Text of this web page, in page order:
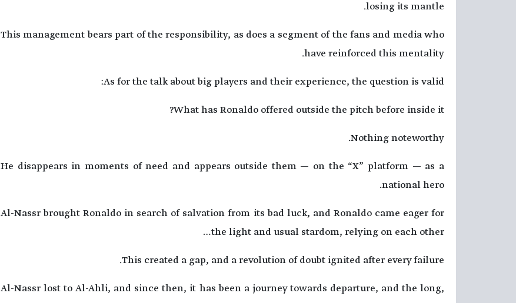
losing its mantle.
This management bears part of the responsibility, as does a segment of the fans and media who
have reinforced this mentality.
As for the talk about big players and their experience, the question is valid:
What has Ronaldo offered outside the pitch before inside it?
Nothing noteworthy.
He disappears in moments of need and appears outside them — on the “X” platform — as a
national hero.
Al-Nassr brought Ronaldo in search of salvation from its bad luck, and Ronaldo came eager for
the light and usual stardom, relying on each other…
This created a gap, and a revolution of doubt ignited after every failure.
Al-Nassr lost to Al-Ahli, and since then, it has been a journey towards departure, and the long,